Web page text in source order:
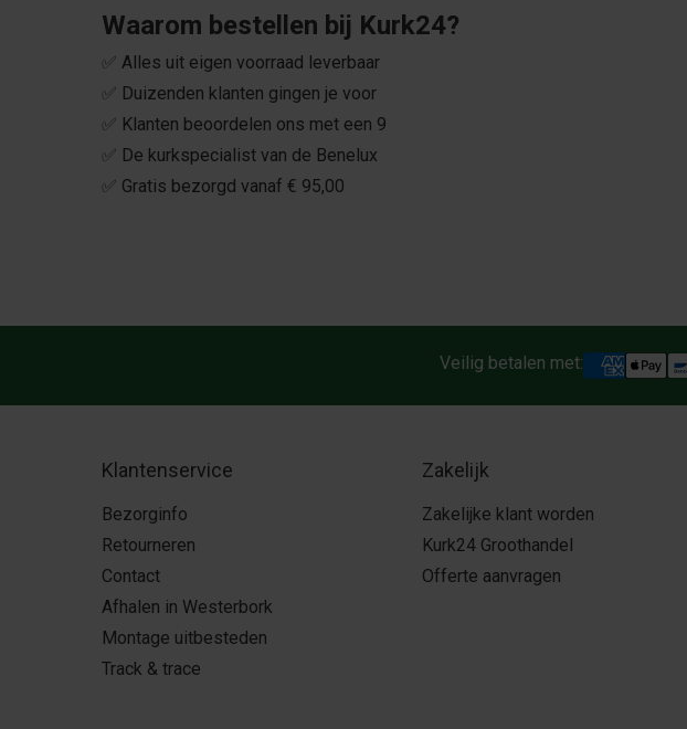
Waarom bestellen bij Kurk24?
✅ Alles uit eigen voorraad leverbaar
✅ Duizenden klanten gingen je voor
✅ Klanten beoordelen ons met een 9
✅ De kurkspecialist van de Benelux
✅ Gratis bezorgd vanaf € 95,00
Veilig betalen met:
Klantenservice
Bezorginfo
Retourneren
Contact
Afhalen in Westerbork
Montage uitbesteden
Track & trace
Zakelijk
Zakelijke klant worden
Kurk24 Groothandel
Offerte aanvragen